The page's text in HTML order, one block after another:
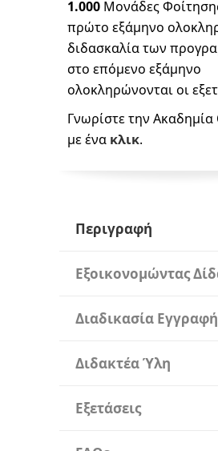
1.000 Μονάδες
πρώτο εξάμηνο
διδασκαλία των
στο επόμενο εξάμηνο
ολοκληρώνονται οι
Γνωρίστε την Ακαδημία
με ένα κλικ.
Περιγραφή
Εξοικονομώντας
Διαδικασία
Διδακτέα Ύλη
Εξετάσεις